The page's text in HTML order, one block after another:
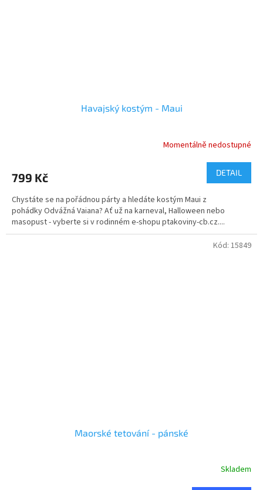
Havajský kostým - Maui
Momentálně nedostupné
799 Kč DETAIL
Chystáte se na pořádnou párty a hledáte kostým Maui z
pohádky Odvážná Vaiana? Ať už na karneval, Halloween nebo
masopust - vyberte si v rodinném e-shopu ptakoviny-cb.cz....
Maorské tetování - pánské
Skladem
Kód: 15849